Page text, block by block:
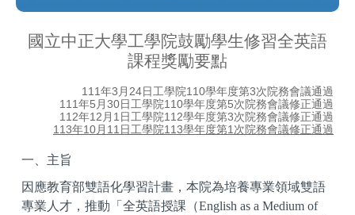
學生修課獎勵
全英語諮詢委員會
國立中正大學工學院鼓勵學生修習全英語
課程獎勵要點
111年3月24日工學院110學年度第3次院務會議通過
111年5月30日工學院110學年度第5次院務會議修正通過
112年12月1日工學院112學年度第3次院務會議修正通過
113年10月11日工學院113學年度第1次院務會議修正通過
一、主旨
因應教育部雙語化學習計畫，本院為培養專業領域雙語
專業人才，推動「全英語授課（English as a Medium of